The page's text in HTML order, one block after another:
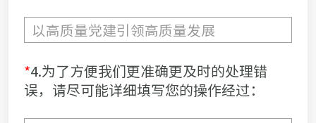
*4.为了方便我们更准确更及时的处理错
误，请尽可能详细填写您的操作经过：